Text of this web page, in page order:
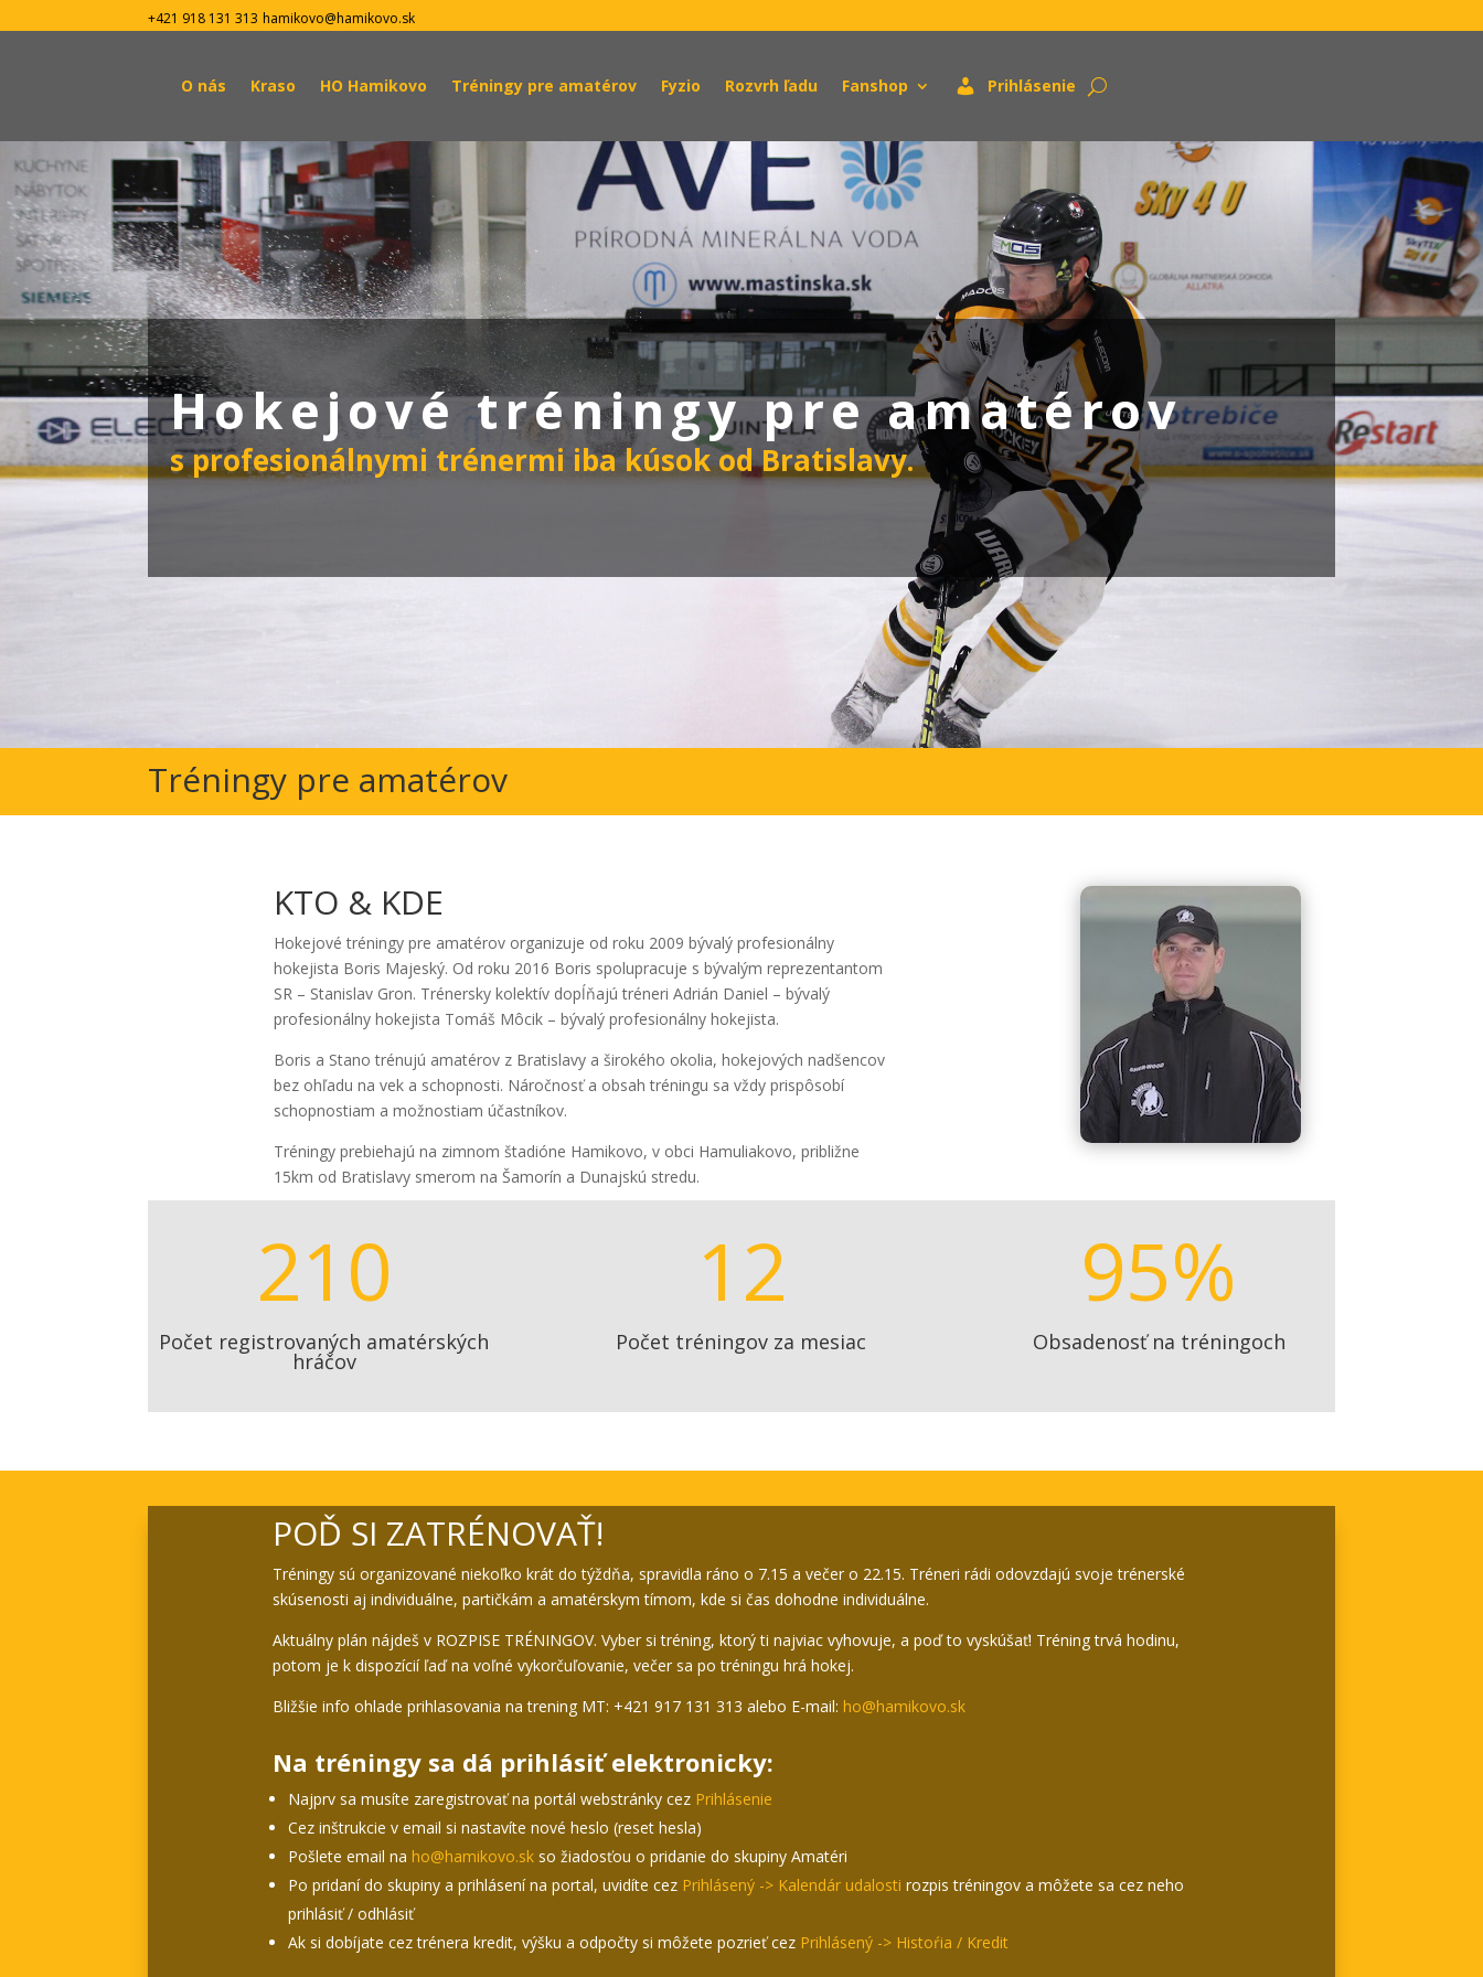
+421 918 131 313 hamikovo@hamikovo.sk
O nás Kraso HO Hamikovo Tréningy pre amatérov Fyzio Rozvrh ľadu Fanshop Prihlásenie
Hokejové tréningy pre amatérov
s profesionálnymi trénermi iba kúsok od Bratislavy.
Tréningy pre amatérov
KTO & KDE
Hokejové tréningy pre amatérov organizuje od roku 2009 bývalý profesionálny
hokejista Boris Majeský. Od roku 2016 Boris spolupracuje s bývalým reprezentantom
SR – Stanislav Gron. Trénersky kolektív dopĺňajú tréneri Adrián Daniel – bývalý
profesionálny hokejista Tomáš Môcik – bývalý profesionálny hokejista.
Boris a Stano trénujú amatérov z Bratislavy a širokého okolia, hokejových nadšencov
bez ohľadu na vek a schopnosti. Náročnosť a obsah tréningu sa vždy prispôsobí
schopnostiam a možnostiam účastníkov.
Tréningy prebiehajú na zimnom štadióne Hamikovo, v obci Hamuliakovo, približne
15km od Bratislavy smerom na Šamorín a Dunajskú stredu.
210
Počet registrovaných amatérských
hráčov
12
Počet tréningov za mesiac
95%
Obsadenosť na tréningoch
POĎ SI ZATRÉNOVAŤ!
Tréningy sú organizované niekoľko krát do týždňa, spravidla ráno o 7.15 a večer o 22.15. Tréneri rádi odovzdajú svoje trénerské
skúsenosti aj individuálne, partičkám a amatérskym tímom, kde si čas dohodne individuálne.
Aktuálny plán nájdeš v ROZPISE TRÉNINGOV. Vyber si tréning, ktorý ti najviac vyhovuje, a poď to vyskúšať! Tréning trvá hodinu,
potom je k dispozícií ľaď na voľné vykorčuľovanie, večer sa po tréningu hrá hokej.
Bližšie info ohlade prihlasovania na trening MT: +421 917 131 313 alebo E-mail: ho@hamikovo.sk
Na tréningy sa dá prihlásiť elektronicky:
Najprv sa musíte zaregistrovať na portál webstránky cez Prihlásenie
Cez inštrukcie v email si nastavíte nové heslo (reset hesla)
Pošlete email na ho@hamikovo.sk so žiadosťou o pridanie do skupiny Amatéri
Po pridaní do skupiny a prihlásení na portal, uvidíte cez Prihlásený -> Kalendár udalosti rozpis tréningov a môžete sa cez neho
prihlásiť / odhlásiť
Ak si dobíjate cez trénera kredit, výšku a odpočty si môžete pozrieť cez Prihlásený -> Histoŕia / Kredit